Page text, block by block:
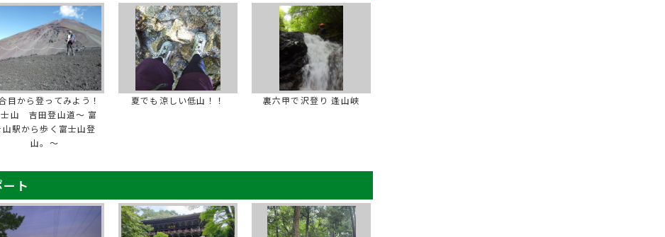
目から登ってみよう！
士山 吉田登山道～ 富
山駅から歩く富士山登
山。～
夏でも涼しい低山！！ 裏六甲で沢登り 逢山峡
ト